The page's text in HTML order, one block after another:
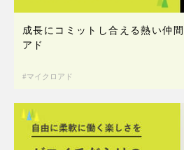
成長にコミットし合える熱い仲
アド
マイクロアド